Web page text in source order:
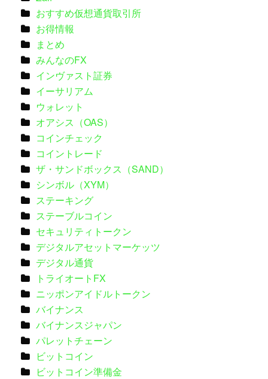
おすすめ仮想通貨取引所
お得情報
まとめ
みんなのFX
インヴァスト証券
イーサリアム
ウォレット
オアシス（OAS）
コインチェック
コイントレード
ザ・サンドボックス（SAND）
シンボル（XYM）
ステーキング
ステーブルコイン
セキュリティトークン
デジタルアセットマーケッツ
デジタル通貨
トライオートFX
ニッポンアイドルトークン
バイナンス
バイナンスジャパン
パレットチェーン
ビットコイン
ビットコイン準備金